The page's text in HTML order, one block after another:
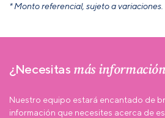
* Monto referencial, sujeto a variaciones.
¿Necesitas más
Nuestro equipo estará encantado de
información que necesites acerca de